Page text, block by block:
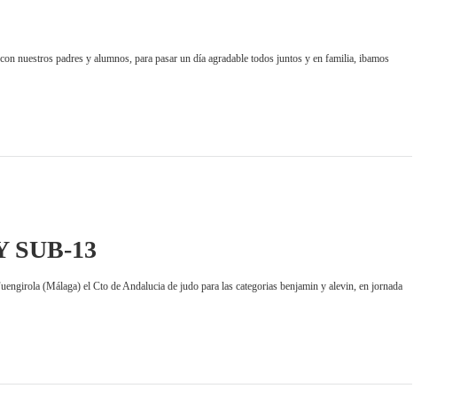
padres y alumnos, para pasar un día agradable todos juntos y en familia, ibamos
SUB-13
(Málaga) el Cto de Andalucia de judo para las categorias benjamin y alevin, en jornada